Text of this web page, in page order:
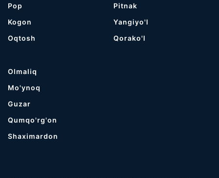
Pop
Kogon
Oqtosh
Pitnak
Yangiyo'l
Qorako'l
Olmaliq
Mo'ynoq
Guzar
Qumqo'rg'on
Shaximardon